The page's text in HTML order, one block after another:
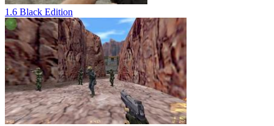
1.6 Black Edition